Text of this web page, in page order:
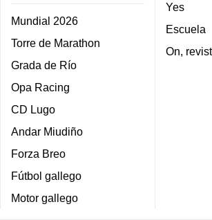
Mundial 2026
Torre de Marathon
Grada de Río
Opa Racing
CD Lugo
Andar Miudiño
Forza Breo
Fútbol gallego
Motor gallego
Yes
Escuela
On,